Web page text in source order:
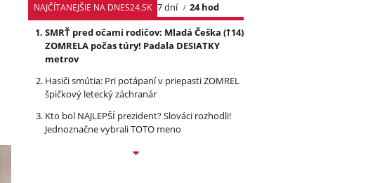
NAJČÍTANEJŠIE NA DNES24.SK 7 dní
24 hod
SMRŤ pred očami rodičov: Mladá Češka (†14)
ZOMRELA počas túry! Padala DESIATKY
metrov
Hasiči smútia: Pri potápaní v priepasti ZOMREL
špičkový letecký záchranár
Kto bol NAJLEPŠÍ prezident? Slováci rozhodli!
Jednoznačne vybrali TOTO meno